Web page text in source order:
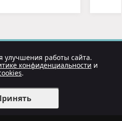
улучшения работы сайта.
конфиденциальности и
.